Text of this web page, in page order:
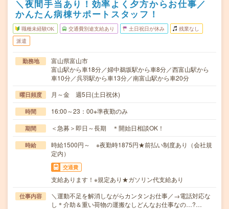
＼夜間手当あり！効率よく夕方からお仕事／
かんたん病棟サポートスタッフ！
職種未経験OK 交通費別途支給あり 土日祝日が休み 残業なし
派遣
勤務地
富山県富山市
富山駅から車18分／婦中鵜坂駅から車8分／西富山駅から
車10分／呉羽駅から車13分／南富山駅から車20分
曜日頻度 月～金 週5日(土日祝休)
時間 16:00～23：00※準夜勤のみ
期間 ＜急募＞即日～長期 ＊開始日相談OK！
時給
時給1500円～ ※夜勤時1875円★前払い制度あり（会社規
定内）
交通費
支給あります！※規定あり★ガソリン代支給あり
仕事内容
＼運動不足を解消しながらカンタンお仕事／→電話対応な
し＊介助＆重い荷物の運搬なしどんなお仕事なの…?…